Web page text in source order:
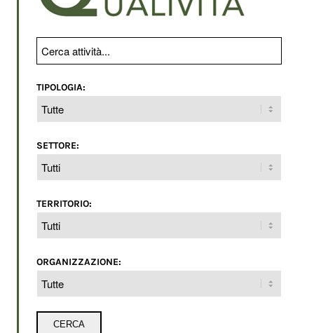
TIPOLOGIA:
SETTORE:
TERRITORIO:
ORGANIZZAZIONE: